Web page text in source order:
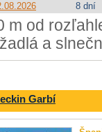
8 dní
m od
a
Garbí